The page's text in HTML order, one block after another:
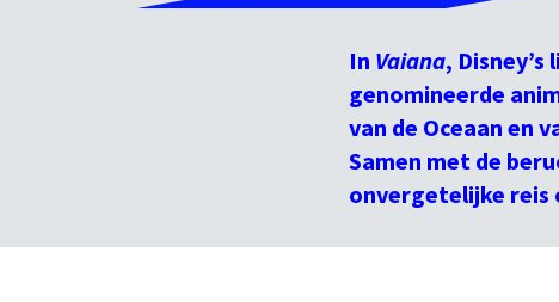
In Vaiana,
genomineerde
van de Oceaan en
Samen met de
onvergetelijke reis